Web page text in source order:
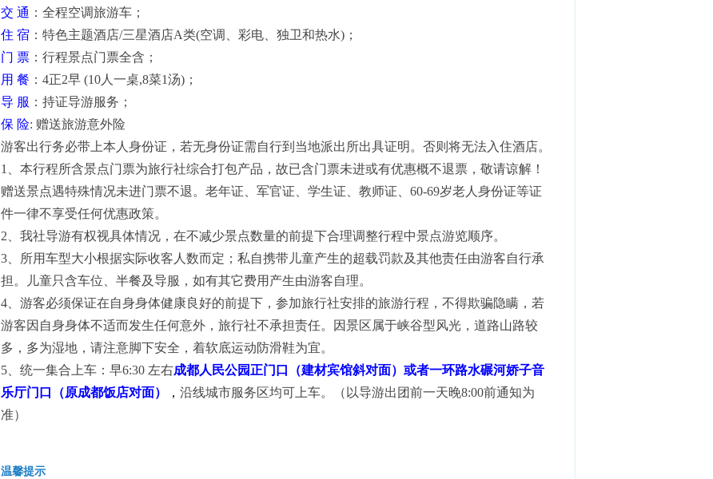
交 通 ：全程空调旅游车；
住 宿 ：特色主题酒店/三星酒店A类(空调、彩电、独卫和热水)；
门 票 ：行程景点门票全含；
用 餐 ：4正2早 (10人一桌,8菜1汤)；
导 服 ：持证导游服务；
保 险: 赠送旅游意外险
游客出行务必带上本人身份证，若无身份证需自行到当地派出所出具证明。否则将无法入住酒店。
1、本行程所含景点门票为旅行社综合打包产品，故已含门票未进或有优惠概不退票，敬请谅解！
赠送景点遇特殊情况未进门票不退。老年证、军官证、学生证、教师证、60-69岁老人身份证等证
件一律不享受任何优惠政策。
2、我社导游有权视具体情况，在不减少景点数量的前提下合理调整行程中景点游览顺序。
3、所用车型大小根据实际收客人数而定；私自携带儿童产生的超载罚款及其他责任由游客自行承
担。儿童只含车位、半餐及导服，如有其它费用产生由游客自理。
4、游客必须保证在自身身体健康良好的前提下，参加旅行社安排的旅游行程，不得欺骗隐瞒，若
游客因自身身体不适而发生任何意外，旅行社不承担责任。因景区属于峡谷型风光，道路山路较
多，多为湿地，请注意脚下安全，着软底运动防滑鞋为宜。
5、统一集合上车：早6:30 左右成都人民公园正门口（建材宾馆斜对面）或者一环路水碾河娇子音
乐厅门口（原成都饭店对面）
， 沿线城市服务区均可上车。（以导游出团前一天晚8:00前通知为
准）
温馨提示